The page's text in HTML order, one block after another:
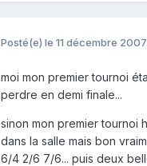
Posté(e) le 11 décembre 2007
moi mon premier tournoi
perdre en demi finale...
sinon mon premier tournoi
dans la salle mais bon
6/4 2/6 7/6... puis deux